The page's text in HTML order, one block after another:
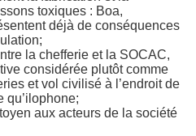
toxiques : Boa,
déjà de conséquences
la chefferie et la SOCAC,
considérée plutôt comme
et vol civilisé à l’endroit de
qu’ilophone;
aux acteurs de la société